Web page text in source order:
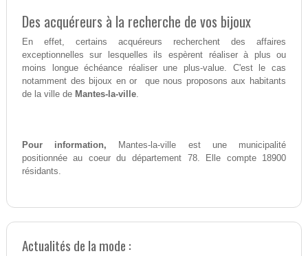
Des acquéreurs à la recherche de vos bijoux
En effet, certains acquéreurs recherchent des affaires
exceptionnelles sur lesquelles ils espèrent réaliser à plus ou
moins longue échéance réaliser une plus-value. C'est le cas
notamment des bijoux en or que nous proposons aux habitants
de la ville de Mantes-la-ville.
Pour information, Mantes-la-ville est une municipalité
positionnée au coeur du département 78. Elle compte 18900
résidants.
Actualités de la mode :